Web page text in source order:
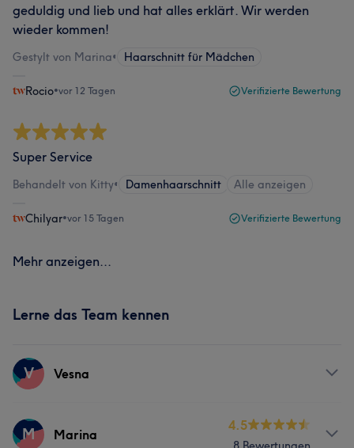
geduldig und lieb und hat alles erklärt. Wir werden
wieder kommen!
Gestylt von Marina• Haarschnitt für Mädchen
Rocio•vor 12 Tagen Verifizierte Bewertung
Super Service
Behandelt von Kitty• Damenhaarschnitt Alle anzeigen
Chilyar•vor 15 Tagen Verifizierte Bewertung
Mehr anzeigen...
Lerne das Team kennen
V Vesna
Services
M Marina
4.5